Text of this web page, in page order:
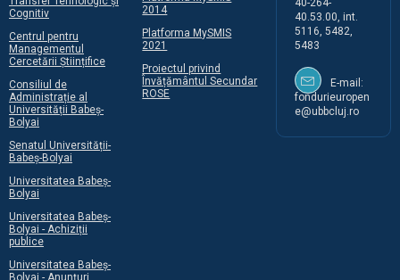
Cognitiv
Centrul pentru
Managementul
Cercetării Științifice
Consiliul de
Administrație al
Universității Babeș-
Bolyai
Senatul Universității-
Babeș-Bolyai
Universitatea Babeș-
Bolyai
Universitatea Babeș-
Bolyai - Achiziții
publice
Universitatea Babeș-
Bolyai - Anunțuri
2014
Platforma MySMIS
2021
Proiectul privind
Învățământul Secundar
ROSE
40.53.00, int.
5116, 5482,
5483
E-mail:
fondurieuropen
e@ubbcluj.ro